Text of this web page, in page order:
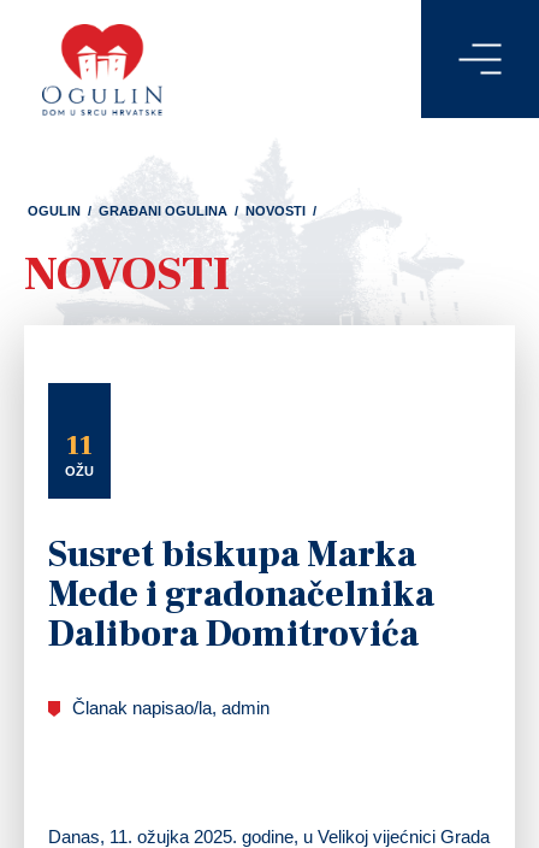
OGULIN / GRAĐANI OGULINA / NOVOSTI /
NOVOSTI
11
OŽU
Susret biskupa Marka
Mede i gradonačelnika
Dalibora Domitrovića
Članak napisao/la, admin
Danas, 11. ožujka 2025. godine, u Velikoj vijećnici Grada